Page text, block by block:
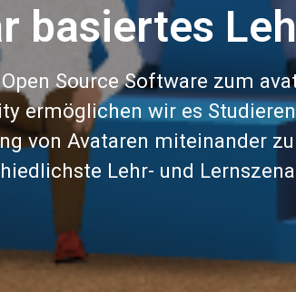
basiertes
Source Software zum
ermöglichen wir es
von Avataren miteinander
Lehr- und